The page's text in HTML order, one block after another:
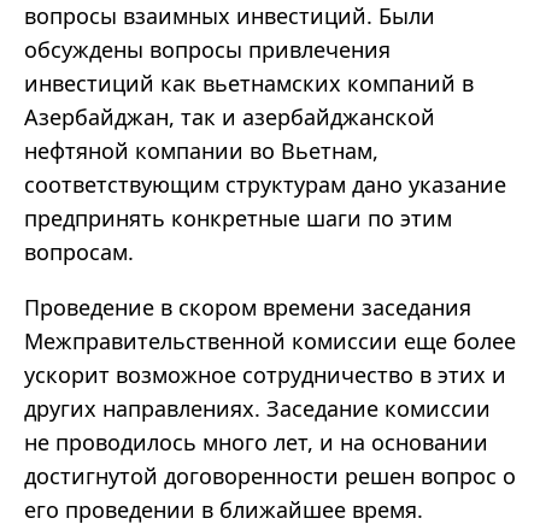
вопросы взаимных инвестиций. Были
обсуждены вопросы привлечения
инвестиций как вьетнамских компаний в
Азербайджан, так и азербайджанской
нефтяной компании во Вьетнам,
соответствующим структурам дано указание
предпринять конкретные шаги по этим
вопросам.
Проведение в скором времени заседания
Межправительственной комиссии еще более
ускорит возможное сотрудничество в этих и
других направлениях. Заседание комиссии
не проводилось много лет, и на основании
достигнутой договоренности решен вопрос о
его проведении в ближайшее время.